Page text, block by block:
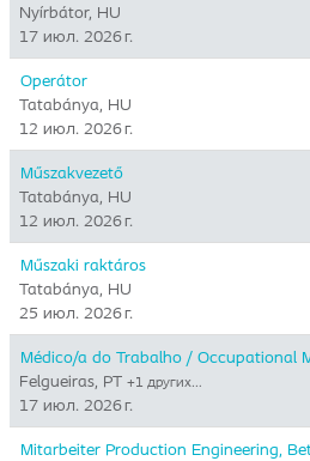
Nyírbátor, HU
17 июл. 2026 г.
Operátor
Tatabánya, HU
12 июл. 2026 г.
Műszakvezető
Tatabánya, HU
12 июл. 2026 г.
Műszaki raktáros
Tatabánya, HU
25 июл. 2026 г.
Médico/a do Trabalho / Occupational
Felgueiras, PT +1 других…
17 июл. 2026 г.
Mitarbeiter Production Engineering,